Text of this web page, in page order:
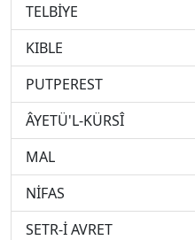
TELBİYE
KIBLE
PUTPEREST
ÂYETÜ'L-KÜRSÎ
MAL
NİFAS
SETR-İ AVRET